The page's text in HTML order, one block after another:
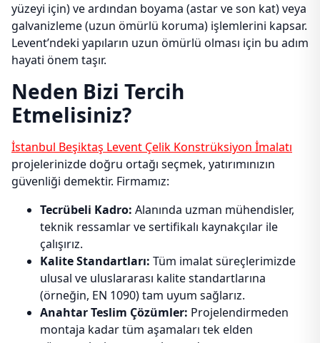
yüzeyi için) ve ardından boyama (astar ve son kat) veya
galvanizleme (uzun ömürlü koruma) işlemlerini kapsar.
Levent’ndeki yapıların uzun ömürlü olması için bu adım
hayati önem taşır.
Neden Bizi Tercih
Etmelisiniz?
İstanbul Beşiktaş Levent Çelik Konstrüksiyon İmalatı
projelerinizde doğru ortağı seçmek, yatırımınızın
güvenliği demektir. Firmamız:
Tecrübeli Kadro: Alanında uzman mühendisler,
teknik ressamlar ve sertifikalı kaynakçılar ile
çalışırız.
Kalite Standartları: Tüm imalat süreçlerimizde
ulusal ve uluslararası kalite standartlarına
(örneğin, EN 1090) tam uyum sağlarız.
Anahtar Teslim Çözümler: Projelendirmeden
montaja kadar tüm aşamaları tek elden